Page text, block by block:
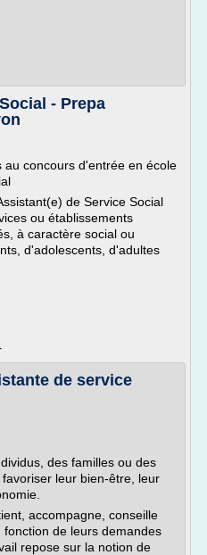
- Prepa
au concours d'entrée en école
de Service Social
ou établissements
à caractère social ou
d'adolescents, d'adultes
de service
des familles ou des
leur bien-être, leur
accompagne, conseille
de leurs demandes
repose sur la notion de